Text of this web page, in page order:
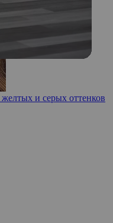
и серых оттенков